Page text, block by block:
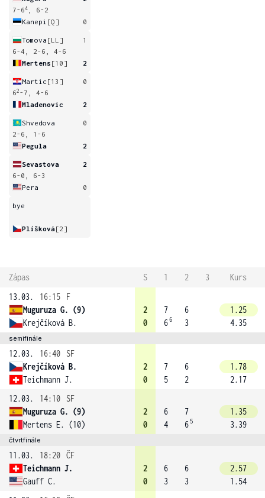
7-64
, 6-2
Kanepi [Q] 0
Tomova [LL]
1
6-4, 2-6, 4-6
Mertens [10] 2
Martic [13]
0
62 -7, 4-6
Mladenovic
2
Shvedova
0
2-6, 1-6
Pegula
2
Sevastova
2
6-0, 6-3
Pera
0
bye
Plíšková[2]
Zápas S 1 2 3
Kurs
13.03.
16:15
F
Muguruza G. (9)
Krejčíková B.
2
0
7
66
6
3
1.25
4.35
semifinále
12.03. 16:40
SF
Krejčíková B.
Teichmann J.
2
0
7
5
6
2
1.78
2.17
12.03.
14:10
SF
Muguruza G. (9)
Mertens E. (10)
2
0
6
4
7
6 5
1.35
3.39
čtvrtfinále
11.03. 18:20 ČF
Teichmann J.
Gauff C.
2
0
6
3
6
3
2.57
1.54